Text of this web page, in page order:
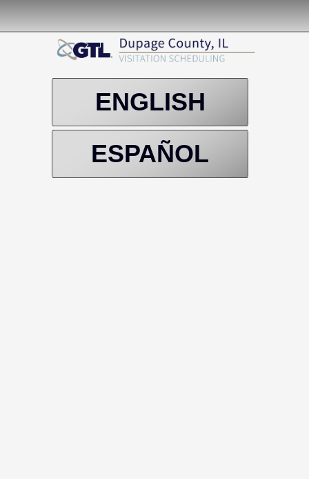
ENGLISH
ESPAÑOL